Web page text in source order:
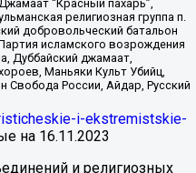
“Красный пахарь”,
религиозная группа п.
добровольческий батальон
исламского возрождения
Дуббайский джамаат,
Маньяки Культ Убийц,
России, Айдар, Русский
i-ekstremistskie-
на 16.11.2023
и религиозных